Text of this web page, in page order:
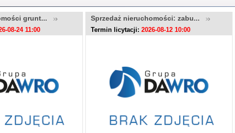
grunt...
08-24 11:00
Sprzedaż nieruchomości: zabu...
Termin licytacji: 2026-08-12 10:00